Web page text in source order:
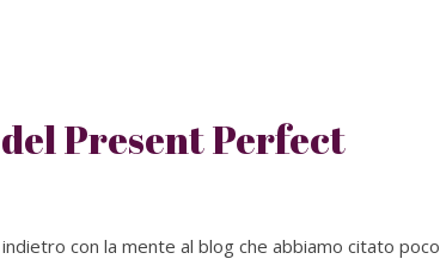
Present Perfect
con la mente al blog che abbiamo citato poco